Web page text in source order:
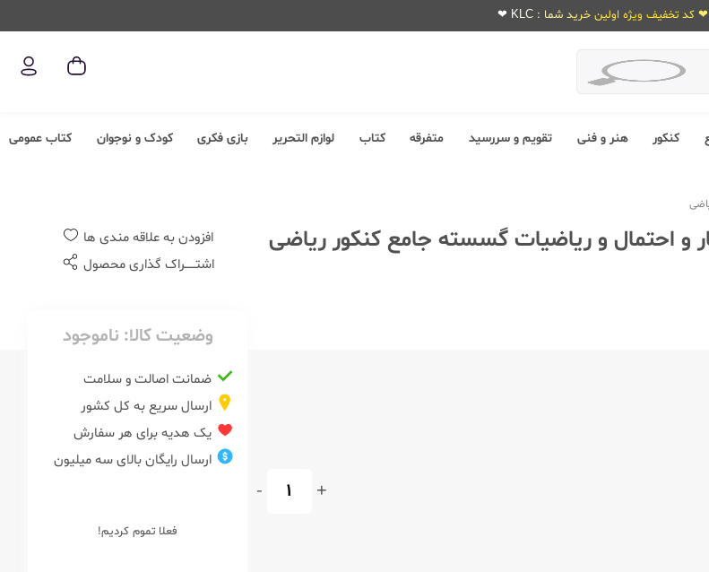
❤ کد تخفیف ویژه اولین خرید شما : KLC ❤
کنکور هنر و فنی تقویم و سررسید متفرقه کتاب لوازم التحریر بازی فکری کودک و نوجوان کتاب عمومی
+
-
افزودن به علاقه مندی ها
اشتــــــراک گذاری محصول
وضعیت کالا: ناموجود
ضمانت اصالت و سلامت
ارسال سریع به کل کشور
یک هدیه برای هر سفارش
ارسال رایگان بالای سه میلیون
فعلا تموم کردیم!